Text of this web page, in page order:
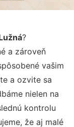
?
a zároveň
vašim
a ozvite sa
nielen na
kontrolu
že aj malé